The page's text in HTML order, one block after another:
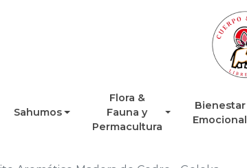
Sahumos
Flora &
Fauna y
Permacultura
Bienestar
Emocional